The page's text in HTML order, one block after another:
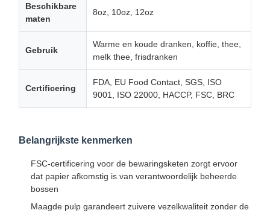
Beschikbare
maten
8oz, 10oz, 12oz
Gebruik
Warme en koude dranken, koffie, thee,
melk thee, frisdranken
Certificering
FDA, EU Food Contact, SGS, ISO
9001, ISO 22000, HACCP, FSC, BRC
Belangrijkste kenmerken
FSC-certificering voor de bewaringsketen zorgt ervoor
dat papier afkomstig is van verantwoordelijk beheerde
bossen
Maagde pulp garandeert zuivere vezelkwaliteit zonder de